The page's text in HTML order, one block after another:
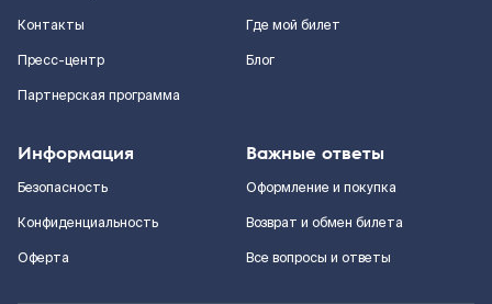
Контакты
Пресс-центр
Партнерская программа
Где мой билет
Блог
Информация
Безопасность
Конфиденциальность
Оферта
Важные ответы
Оформление и покупка
Возврат и обмен билета
Все вопросы и ответы